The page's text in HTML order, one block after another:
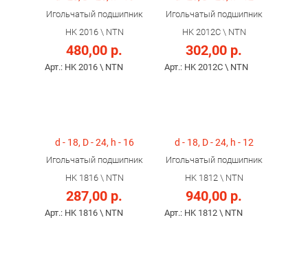
Игольчатый подшипник
HK 2016 \ NTN
480,00 р.
Арт.: HK 2016 \ NTN
Игольчатый подшипник
HK 2012C \ NTN
302,00 р.
Арт.: HK 2012C \ NTN
d - 18, D - 24, h - 16
Игольчатый подшипник
HK 1816 \ NTN
287,00 р.
Арт.: HK 1816 \ NTN
d - 18, D - 24, h - 12
Игольчатый подшипник
HK 1812 \ NTN
940,00 р.
Арт.: HK 1812 \ NTN